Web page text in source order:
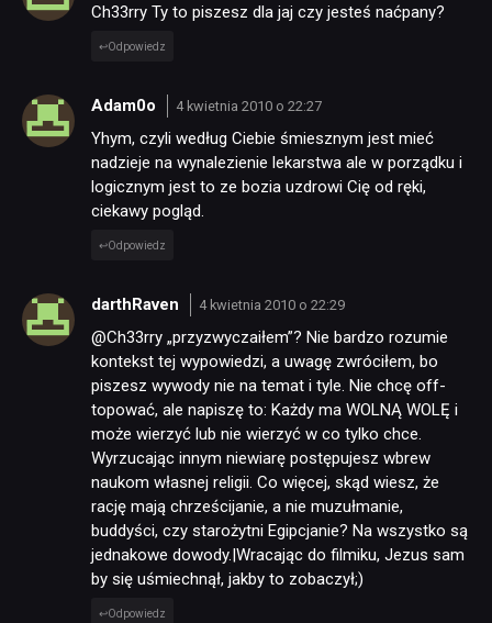
Ch33rry Ty to piszesz dla jaj czy jesteś naćpany?
Odpowiedz
Adam0o 4 kwietnia 2010 o 22:27
Yhym, czyli według Ciebie śmiesznym jest mieć
nadzieje na wynalezienie lekarstwa ale w porządku i
logicznym jest to ze bozia uzdrowi Cię od ręki,
ciekawy pogląd.
Odpowiedz
darthRaven 4 kwietnia 2010 o 22:29
@Ch33rry „przyzwyczaiłem”? Nie bardzo rozumie
kontekst tej wypowiedzi, a uwagę zwróciłem, bo
piszesz wywody nie na temat i tyle. Nie chcę off-
topować, ale napiszę to: Każdy ma WOLNĄ WOLĘ i
może wierzyć lub nie wierzyć w co tylko chce.
Wyrzucając innym niewiarę postępujesz wbrew
naukom własnej religii. Co więcej, skąd wiesz, że
rację mają chrześcijanie, a nie muzułmanie,
buddyści, czy starożytni Egipcjanie? Na wszystko są
jednakowe dowody.|Wracając do filmiku, Jezus sam
by się uśmiechnął, jakby to zobaczył;)
Odpowiedz